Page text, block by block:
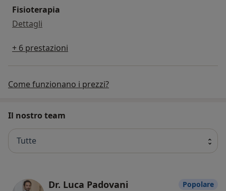
Fisioterapia
Dettagli
+ 6 prestazioni
Come funzionano i prezzi?
Il nostro team
Tutte
Dr. Luca Padovani Popolare